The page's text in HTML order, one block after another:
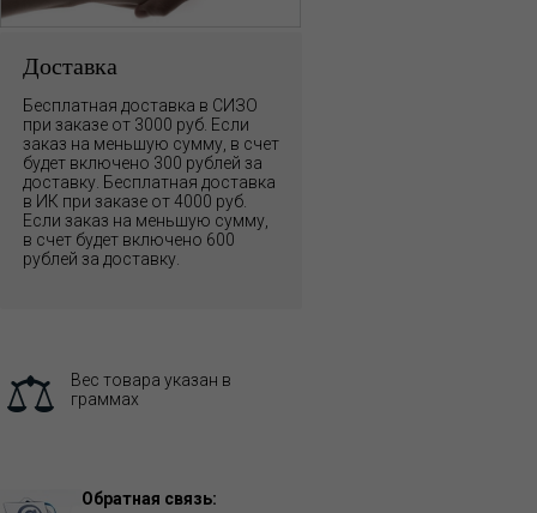
Доставка
Бесплатная доставка в СИЗО
при заказе от 3000 руб. Если
заказ на меньшую сумму, в счет
будет включено 300 рублей за
доставку. Бесплатная доставка
в ИК при заказе от 4000 руб.
Если заказ на меньшую сумму,
в счет будет включено 600
рублей за доставку.
Вес товара указан в
граммах
Обратная связь: